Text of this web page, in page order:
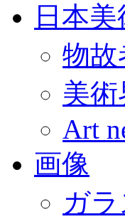
日本
物故
美術
Art
画像
ガ